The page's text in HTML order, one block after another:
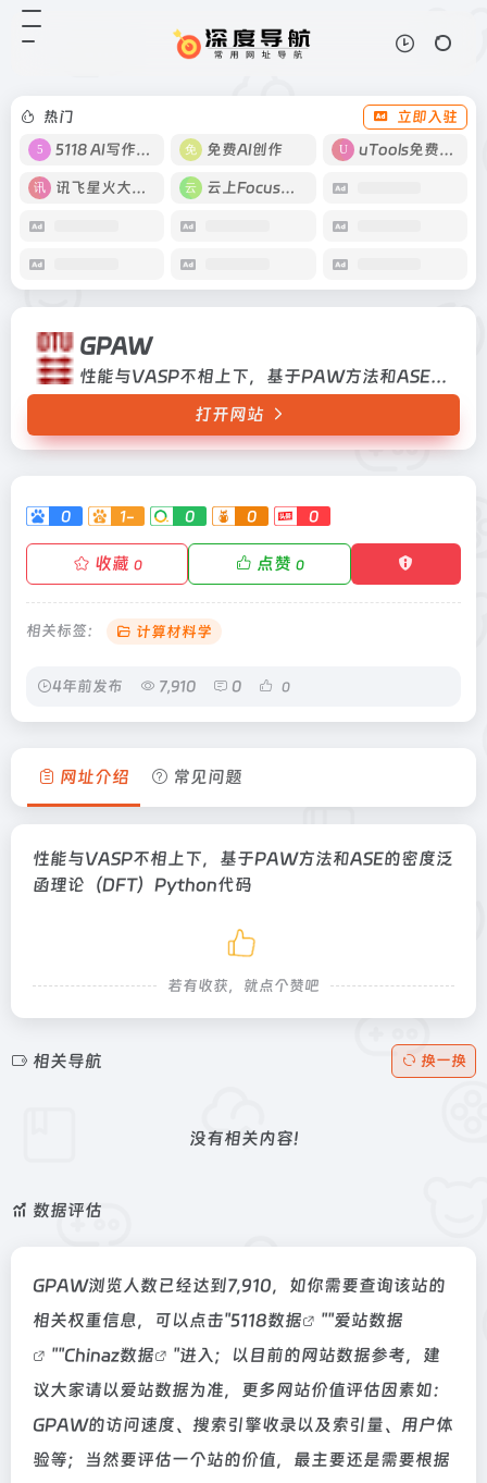
热门
立即入驻
5118 AI写作工具
免费AI创作 uTools免费工具箱
讯飞星火大模型 云上Focus接码
GPAW
性能与VASP不相上下，基于PAW方法和ASE的密度泛函理论（DFT）Python代码
打开网站
0 1- 0 0 0
收藏 0 点赞 0
相关标签： 计算材料学
4年前发布 7,910 0 0
方法和ASE的密度泛函理论（DFT）
Python代码
网址介绍 常见问题
性能与VASP不相上下，基于PAW方法和ASE的密度泛
函理论（DFT）Python代码
若有收获，就点个赞吧
相关导航 换一换
没有相关内容!
数据评估
GPAW浏览人数已经达到7,910，如你需要查询该站的
相关权重信息，可以点击"5118数据 ""爱站数据
""Chinaz数据
"进入；以目前的网站数据参考，建
议大家请以爱站数据为准，更多网站价值评估因素如：
GPAW的访问速度、搜索引擎收录以及索引量、用户体
验等；当然要评估一个站的价值，最主要还是需要根据